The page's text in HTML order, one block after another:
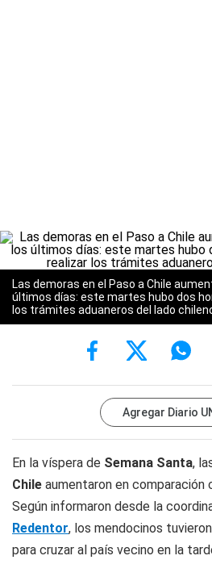
Las demoras en el Paso a Chile
últimos días: este martes hubo dos
los trámites aduaneros del lado
Agregar Diario
En la víspera de Semana Santa,
Chile aumentaron en comparación
Según informaron desde la
Redentor, los mendocinos
para cruzar al país vecino en la